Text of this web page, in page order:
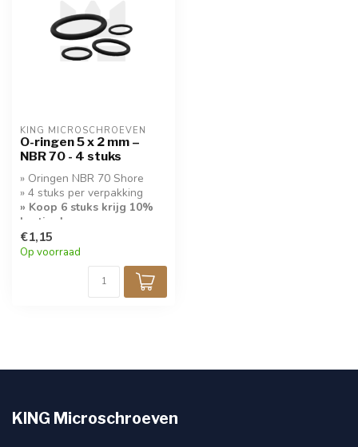
KING MICROSCHROEVEN
O-ringen 5 x 2 mm –
NBR 70 - 4 stuks
» Oringen NBR 70 Shore
» 4 stuks per verpakking
» Koop 6 stuks krijg 10%
korting!
€1,15
Op voorraad
KING Microschroeven